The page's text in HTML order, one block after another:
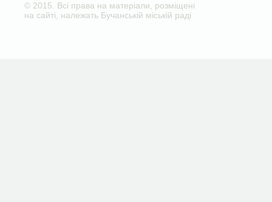
© 2015. Всі права на матеріали, розміщені
на сайті, належать Бучанській міській раді